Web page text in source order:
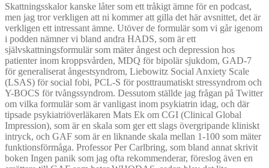
Skattningsskalor kanske låter som ett tråkigt ämne för en podcast,
men jag tror verkligen att ni kommer att gilla det här avsnittet, det är
verkligen ett intressant ämne. Utöver de formulär som vi går igenom
i podden nämner vi bland andra HADS, som är ett
självskattningsformulär som mäter ångest och depression hos
patienter inom kroppsvården, MDQ för bipolär sjukdom, GAD-7
för generaliserat ångestsyndrom, Liebowitz Social Anxiety Scale
(LSAS) för social fobi, PCL-S för posttraumatiskt stressyndrom och
Y-BOCS för tvångssyndrom. Dessutom ställde jag frågan på Twitter
om vilka formulär som är vanligast inom psykiatrin idag, och där
tipsade psykiatriöverläkaren Mats Ek om CGI (Clinical Global
Impression), som är en skala som ger ett slags övergripande kliniskt
intryck, och GAF som är en liknande skala mellan 1-100 som mäter
funktionsförmåga. Professor Per Carlbring, som bland annat skrivit
boken Ingen panik som jag ofta rekommenderar, föreslog även en